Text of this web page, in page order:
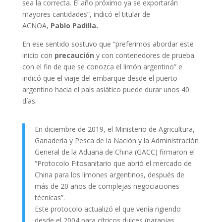
sea la correcta. El año próximo ya se exportarán
mayores cantidades”, indicó el titular de
ACNOA, Pablo Padilla.
En ese sentido sostuvo que “preferimos abordar este
inicio con precaución y con contenedores de prueba
con el fin de que se conozca el limón argentino” e
indicó que el viaje del embarque desde el puerto
argentino hacia el país asiático puede durar unos 40
días.
En diciembre de 2019, el Ministerio de Agricultura,
Ganadería y Pesca de la Nación y la Administración
General de la Aduana de China (GACC) firmaron el
“Protocolo Fitosanitario que abrió el mercado de
China para los limones argentinos, después de
más de 20 años de complejas negociaciones
técnicas”.
Este protocolo actualizó el que venía rigiendo
desde el 2004 para cítricos dulces (naranjas,